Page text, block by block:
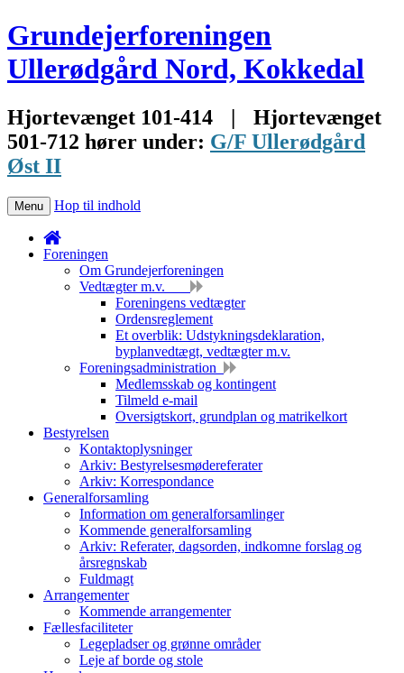
Grundejerforeningen
Ullerødgård Nord, Kokkedal
Hjortevænget 101-414 |
Hjortevænget
501-712 hører under: G/F Ullerødgård
Øst II
Menu Hop til indhold
Foreningen
Om Grundejerforeningen
Vedtægter m.v.
Foreningens vedtægter
Ordensreglement
Et overblik: Udstykningsdeklaration,
byplanvedtægt, vedtægter m.v.
Foreningsadministration
Medlemsskab og kontingent
Tilmeld e-mail
Oversigtskort, grundplan og matrikelkort
Bestyrelsen
Kontaktoplysninger
Arkiv: Bestyrelsesmødereferater
Arkiv: Korrespondance
Generalforsamling
Information om generalforsamlinger
Kommende generalforsamling
Arkiv: Referater, dagsorden, indkomne forslag og
årsregnskab
Fuldmagt
Arrangementer
Kommende arrangementer
Fællesfaciliteter
Legepladser og grønne områder
Leje af borde og stole